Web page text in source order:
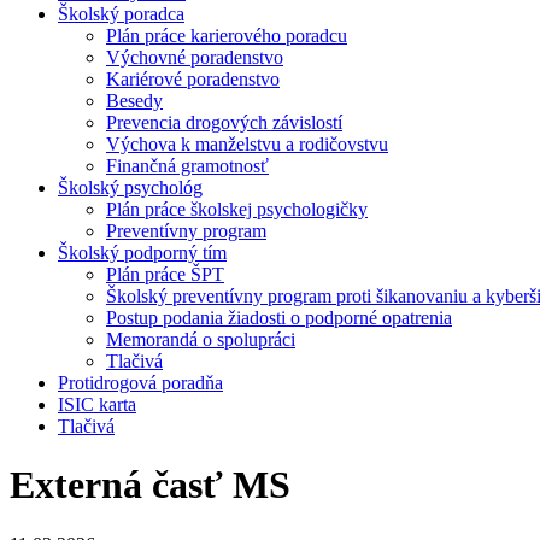
Školský poradca
Plán práce karierového poradcu
Výchovné poradenstvo
Kariérové poradenstvo
Besedy
Prevencia drogových závislostí
Výchova k manželstvu a rodičovstvu
Finančná gramotnosť
Školský psychológ
Plán práce školskej psychologičky
Preventívny program
Školský podporný tím
Plán práce ŠPT
Školský preventívny program proti šikanovaniu a
Postup podania žiadosti o podporné opatrenia
Memorandá o spolupráci
Tlačivá
Protidrogová poradňa
ISIC karta
Tlačivá
Externá časť MS